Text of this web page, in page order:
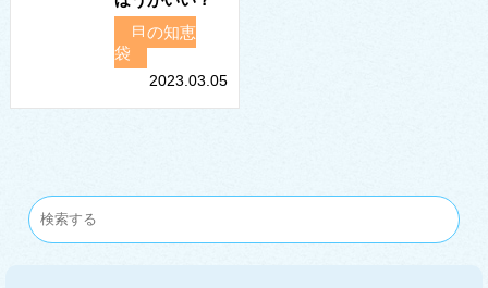
目の知恵
袋
2023.03.05